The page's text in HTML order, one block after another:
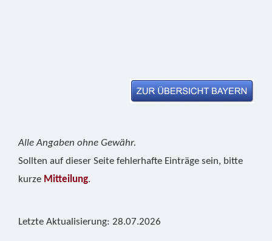
Alle Angaben ohne Gewähr.
Sollten auf dieser Seite fehlerhafte Einträge sein, bitte
kurze Mitteilung.
Letzte Aktualisierung: 28.07.2026